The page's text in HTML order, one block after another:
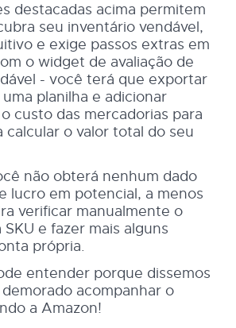
destacadas acima permitem
seu inventário vendável,
e exige passos extras em
o widget de avaliação de
- você terá que exportar
planilha e adicionar
custo das mercadorias para
calcular o valor total do seu
não obterá nenhum dado
lucro em potencial, a menos
verificar manualmente o
e fazer mais alguns
própria.
entender porque dissemos
acompanhar o
a Amazon!